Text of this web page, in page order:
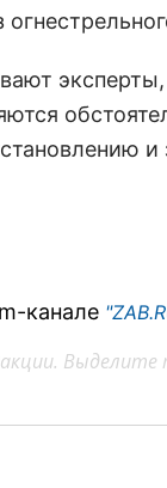
эксперты,
канале
Выделите